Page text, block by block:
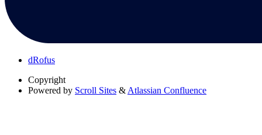
dRofus
Copyright
Powered by Scroll Sites & Atlassian Confluence